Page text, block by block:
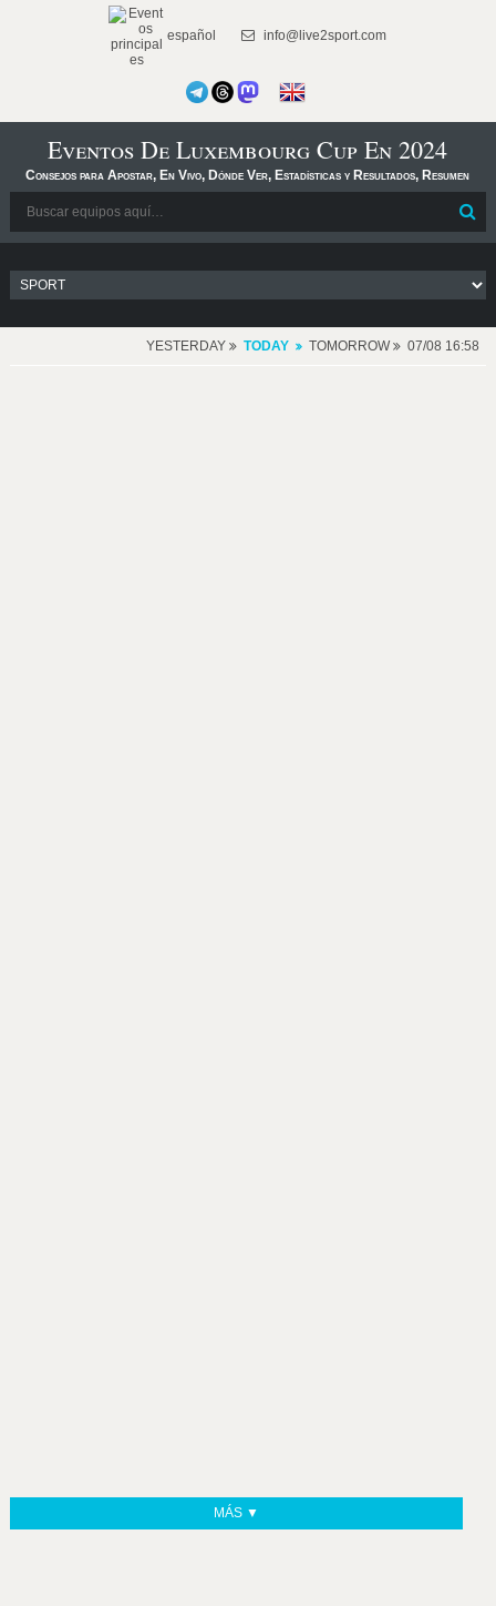
español info@live2sport.com
Eventos De Luxembourg Cup En 2024
Consejos para Apostar, En Vivo, Dónde Ver, Estadísticas y Resultados, Resumen
YESTERDAY TODAY TOMORROW 07/08 16:58
MÁS ▼